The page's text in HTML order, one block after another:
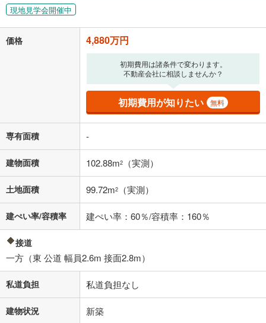
る値は、実際の金融機関等における貸出金利とは何ら関係がなく、実際
の金融機関等における貸出金利を何ら保証するものではありません。返
済方法「元利均等返済」にて算出しております。入力された金利を35年
適用した場合の計算結果を表示しています。
その他月額費用や、初期費用がかかります。ご注意ください。実際にお
借り入れの際は各金融機関等に、必ずご自身でご確認をお願いいたしま
条件によってお借り入れができないことがあります。
不動産会社に購入相談をする 無料
閉じる
現地見学会開催中
価格 4,880万円
初期費用は諸条件で変わります。
不動産会社に相談しませんか？
初期費用が知りたい 無料
専有面積 -
建物面積 102.88m2 （実測）
土地面積 99.72m2 （実測）
建ぺい率/容積率 建ぺい率：60％/容積率：160％
接道
一方（東 公道 幅員2.6m 接面2.8m）
私道負担 私道負担なし
建物状況 新築